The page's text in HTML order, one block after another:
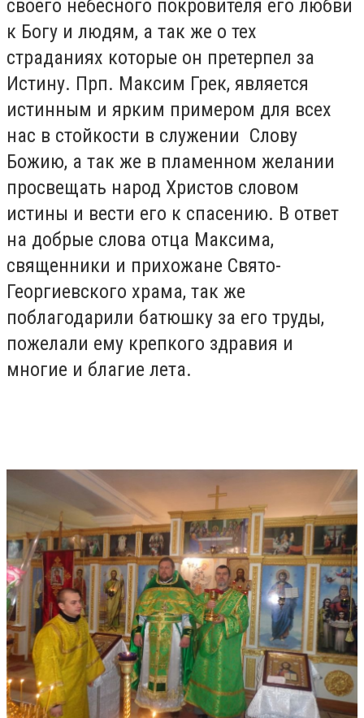
своего небесного покровителя его любви
к Богу и людям, а так же о тех
страданиях которые он претерпел за
Истину. Прп. Максим Грек, является
истинным и ярким примером для всех
нас в стойкости в служении Слову
Божию, а так же в пламенном желании
просвещать народ Христов словом
истины и вести его к спасению. В ответ
на добрые слова отца Максима,
священники и прихожане Свято-
Георгиевского храма, так же
поблагодарили батюшку за его труды,
пожелали ему крепкого здравия и
многие и благие лета.